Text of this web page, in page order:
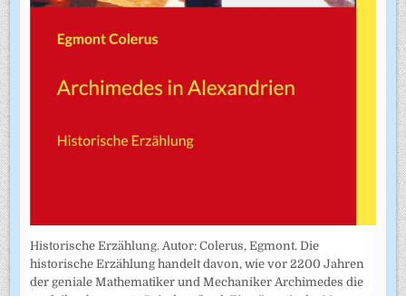
Historische Erzählung. Autor: Colerus, Egmont. Die
historische Erzählung handelt davon, wie vor 2200 Jahren
der geniale Mathematiker und Mechaniker Archimedes die